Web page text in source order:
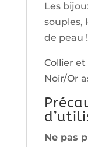
Les
souples,
de peau !
Collier et
Noir/Or
Ne pas